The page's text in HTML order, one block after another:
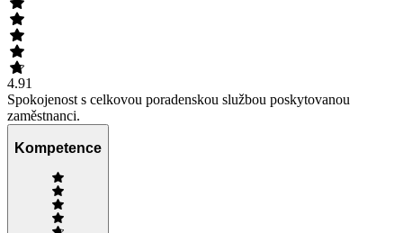
4.91
Spokojenost s celkovou poradenskou službou poskytovanou
zaměstnanci.
Kompetence